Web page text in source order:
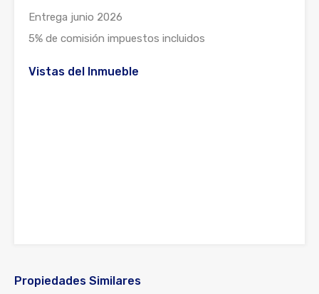
Entrega junio 2026
5% de comisión impuestos incluidos
Vistas del Inmueble
Propiedades Similares